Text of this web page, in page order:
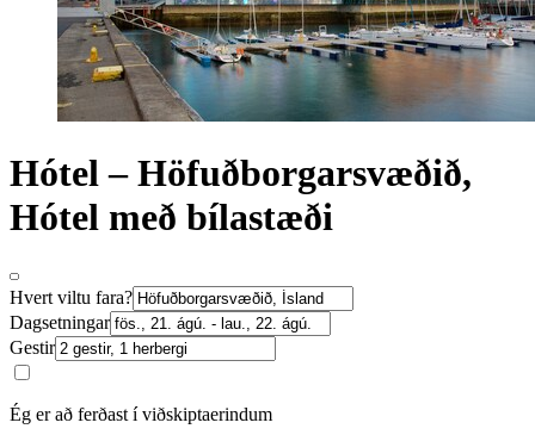
Hótel – Höfuðborgarsvæðið,
Hótel með bílastæði
Hvert viltu fara?
Dagsetningar
Gestir
Ég er að ferðast í viðskiptaerindum